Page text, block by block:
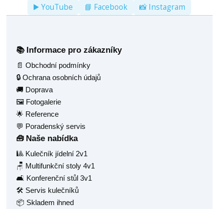
▶️ YouTube 📘 Facebook 📸 Instagram
📚 Informace pro zákazníky
📄 Obchodní podmínky
🔒 Ochrana osobních údajů
🚚 Doprava
🖼️ Fotogalerie
🌟 Reference
💬 Poradenský servis
🧰 Naše nabídka
🎱 Kulečník jídelní 2v1
🪑 Multifunkční stoly 4v1
🛋️ Konferenční stůl 3v1
🛠️ Servis kulečníků
📦 Skladem ihned